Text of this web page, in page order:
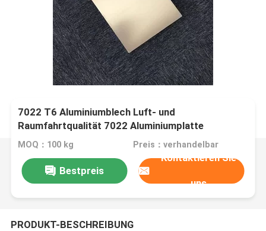
7022 T6 Aluminiumblech Luft- und
Raumfahrtqualität 7022 Aluminiumplatte
MOQ：100 kg Preis：verhandelbar
Bestpreis
Kontaktieren Sie
uns
PRODUKT-BESCHREIBUNG